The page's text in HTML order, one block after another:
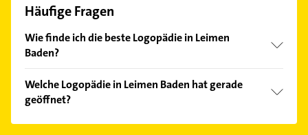
Häufige Fragen
Wie finde ich die beste Logopädie in Leimen
Baden?
Kundenmeinungen und profitieren Sie von den
Empfehlungen. Die Suchergebnisse können Sie sich
einfach nachBewertungensortiert anzeigen lassen.
Welche Logopädie in Leimen Baden hat gerade
geöffnet?
Im Anbieter-Bereich finden Sie alleÖffnungszeiten.